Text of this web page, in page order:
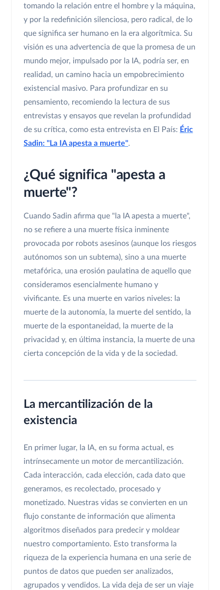
tomando la relación entre el hombre y la máquina,
y por la redefinición silenciosa, pero radical, de lo
que significa ser humano en la era algorítmica. Su
visión es una advertencia de que la promesa de un
mundo mejor, impulsado por la IA, podría ser, en
realidad, un camino hacia un empobrecimiento
existencial masivo. Para profundizar en su
pensamiento, recomiendo la lectura de sus
entrevistas y ensayos que revelan la profundidad
de su crítica, como esta entrevista en El País: Éric
Sadin: "La IA apesta a muerte".
¿Qué significa "apesta a
muerte"?
Cuando Sadin afirma que "la IA apesta a muerte",
no se refiere a una muerte física inminente
provocada por robots asesinos (aunque los riesgos
autónomos son un subtema), sino a una muerte
metafórica, una erosión paulatina de aquello que
consideramos esencialmente humano y
vivificante. Es una muerte en varios niveles: la
muerte de la autonomía, la muerte del sentido, la
muerte de la espontaneidad, la muerte de la
privacidad y, en última instancia, la muerte de una
cierta concepción de la vida y de la sociedad.
La mercantilización de la
existencia
En primer lugar, la IA, en su forma actual, es
intrínsecamente un motor de mercantilización.
Cada interacción, cada elección, cada dato que
generamos, es recolectado, procesado y
monetizado. Nuestras vidas se convierten en un
flujo constante de información que alimenta
algoritmos diseñados para predecir y moldear
nuestro comportamiento. Esto transforma la
riqueza de la experiencia humana en una serie de
puntos de datos que pueden ser analizados,
agrupados y vendidos. La vida deja de ser un viaje